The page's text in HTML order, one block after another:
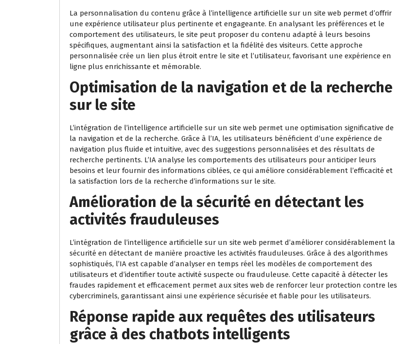
La personnalisation du contenu grâce à l’intelligence artificielle sur un site web permet d’offrir
une expérience utilisateur plus pertinente et engageante. En analysant les préférences et le
comportement des utilisateurs, le site peut proposer du contenu adapté à leurs besoins
spécifiques, augmentant ainsi la satisfaction et la fidélité des visiteurs. Cette approche
personnalisée crée un lien plus étroit entre le site et l’utilisateur, favorisant une expérience en
ligne plus enrichissante et mémorable.
Optimisation de la navigation et de la recherche
sur le site
L’intégration de l’intelligence artificielle sur un site web permet une optimisation significative de
la navigation et de la recherche. Grâce à l’IA, les utilisateurs bénéficient d’une expérience de
navigation plus fluide et intuitive, avec des suggestions personnalisées et des résultats de
recherche pertinents. L’IA analyse les comportements des utilisateurs pour anticiper leurs
besoins et leur fournir des informations ciblées, ce qui améliore considérablement l’efficacité et
la satisfaction lors de la recherche d’informations sur le site.
Amélioration de la sécurité en détectant les
activités frauduleuses
L’intégration de l’intelligence artificielle sur un site web permet d’améliorer considérablement la
sécurité en détectant de manière proactive les activités frauduleuses. Grâce à des algorithmes
sophistiqués, l’IA est capable d’analyser en temps réel les modèles de comportement des
utilisateurs et d’identifier toute activité suspecte ou frauduleuse. Cette capacité à détecter les
fraudes rapidement et efficacement permet aux sites web de renforcer leur protection contre les
cybercriminels, garantissant ainsi une expérience sécurisée et fiable pour les utilisateurs.
Réponse rapide aux requêtes des utilisateurs
grâce à des chatbots intelligents